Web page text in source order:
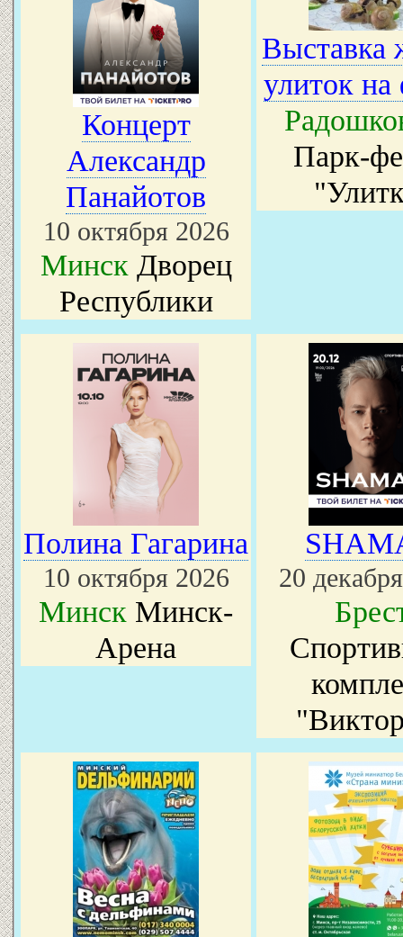
Концерт
Александр
Панайотов
10 октября 2026
Минск Дворец
Республики
Выставка
улиток на
Парк-
Полина Гагарина
10 октября 2026
Минск Минск-
Арена
20